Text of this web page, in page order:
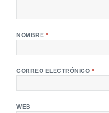
NOMBRE *
CORREO ELECTRÓNICO *
WEB